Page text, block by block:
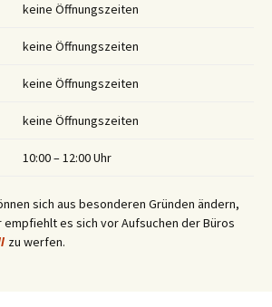
keine Öffnungszeiten
keine Öffnungszeiten
keine Öffnungszeiten
keine Öffnungszeiten
10:00 – 12:00 Uhr
sich aus besonderen Gründen ändern,
empfiehlt es sich vor Aufsuchen der Büros
zu werfen.